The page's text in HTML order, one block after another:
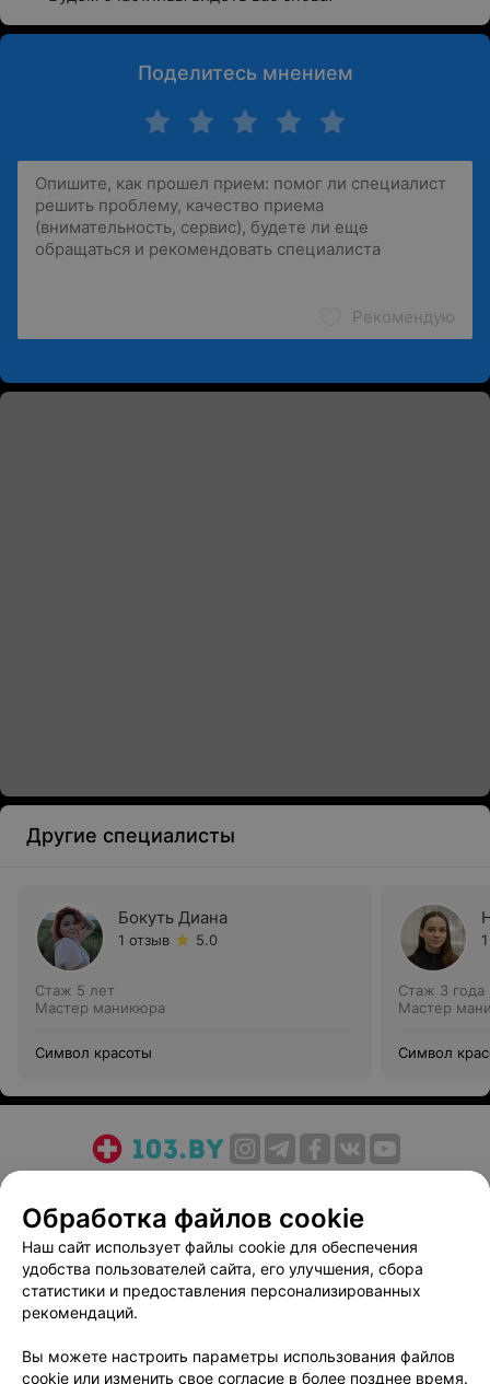
Поделитесь мнением
Рекомендую
Другие специалисты
Бокуть Диана
1 отзыв 5.0
Стаж 5 лет
Мастер маникюра
Символ красоты
Стаж 3 года
Мастер
Символ
Медицинский маркетинг
Публичный договор
Пользовательское соглашение
Способы оплаты
Вакансии
Партнеры
Написать руководителю 103.by
Персональные настройки cookie
Обработка файлов cookie
Наш сайт использует файлы cookie для обеспечения
удобства пользователей сайта, его улучшения, сбора
статистики и предоставления персонализированных
рекомендаций.
Вы можете настроить параметры использования файлов
cookie или изменить свое согласие в более позднее время.